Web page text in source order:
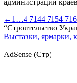
администрации
← 1 …4 7144 7154 716
“Строительство
Выставки, ярмарки,
AdSense (Стр)